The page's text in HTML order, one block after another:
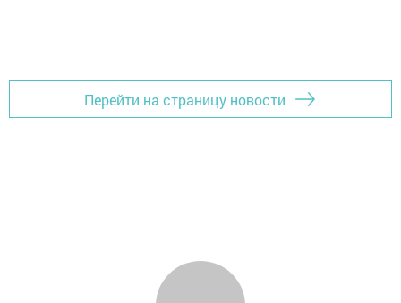
Перейти на страницу новости